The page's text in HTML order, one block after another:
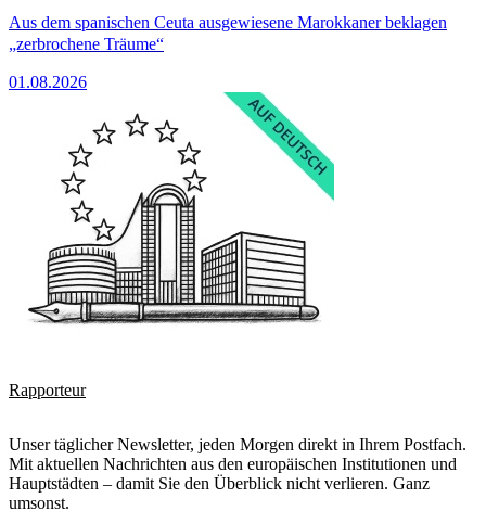
Aus dem spanischen Ceuta ausgewiesene Marokkaner beklagen
„zerbrochene Träume“
01.08.2026
Rapporteur
Unser täglicher Newsletter, jeden Morgen direkt in Ihrem Postfach.
Mit aktuellen Nachrichten aus den europäischen Institutionen und
Hauptstädten – damit Sie den Überblick nicht verlieren. Ganz
umsonst.